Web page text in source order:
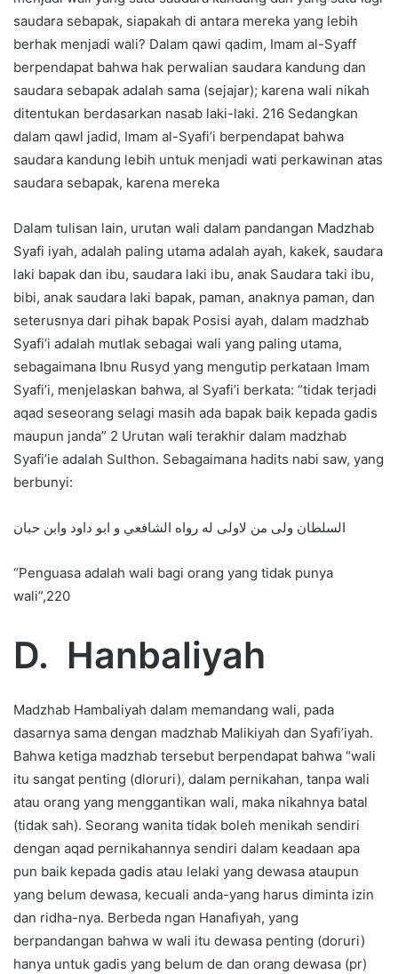
saudara sebapak, siapakah di antara mereka yang lebih
berhak menjadi wali? Dalam qawi qadim, Imam al-Syaff
berpendapat bahwa hak perwalian saudara kandung dan
saudara sebapak adalah sama (sejajar); karena wali nikah
ditentukan berdasarkan nasab laki-laki. 216 Sedangkan
dalam qawl jadid, Imam al-Syafi’i berpendapat bahwa
saudara kandung lebih untuk menjadi wati perkawinan atas
saudara sebapak, karena mereka
Dalam tulisan lain, urutan wali dalam pandangan Madzhab
Syafi iyah, adalah paling utama adalah ayah, kakek, saudara
laki bapak dan ibu, saudara laki ibu, anak Saudara taki ibu,
bibi, anak saudara laki bapak, paman, anaknya paman, dan
seterusnya dari pihak bapak Posisi ayah, dalam madzhab
Syafi’i adalah mutlak sebagai wali yang paling utama,
sebagaimana Ibnu Rusyd yang mengutip perkataan Imam
Syafi’i, menjelaskan bahwa, al Syafi’i berkata: “tidak terjadi
aqad seseorang selagi masih ada bapak baik kepada gadis
maupun janda” 2 Urutan wali terakhir dalam madzhab
Syafi’ie adalah Sulthon. Sebagaimana hadits nabi saw, yang
berbunyi:
السلطان ولى من لاولى له رواه الشافعي و ابو داود وابن حبان
“Penguasa adalah wali bagi orang yang tidak punya
wali”,220
D. Hanbaliyah
Madzhab Hambaliyah dalam memandang wali, pada
dasarnya sama dengan madzhab Malikiyah dan Syafi’iyah.
Bahwa ketiga madzhab tersebut berpendapat bahwa “wali
itu sangat penting (dloruri), dalam pernikahan, tanpa wali
atau orang yang menggantikan wali, maka nikahnya batal
(tidak sah). Seorang wanita tidak boleh menikah sendiri
dengan aqad pernikahannya sendiri dalam keadaan apa
pun baik kepada gadis atau lelaki yang dewasa ataupun
yang belum dewasa, kecuali anda-yang harus diminta izin
dan ridha-nya. Berbeda ngan Hanafiyah, yang
berpandangan bahwa w wali itu dewasa penting (doruri)
hanya untuk gadis yang belum de dan orang dewasa (pr)